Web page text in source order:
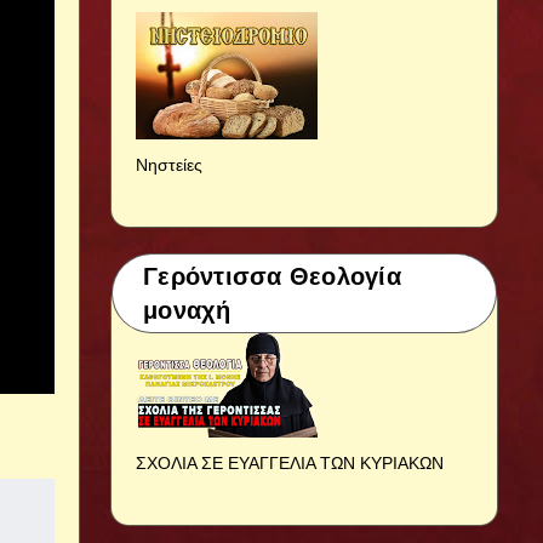
Νηστείες
Γερόντισσα Θεολογία
μοναχή
ΣΧΟΛΙΑ ΣΕ ΕΥΑΓΓΕΛΙΑ ΤΩΝ ΚΥΡΙΑΚΩΝ